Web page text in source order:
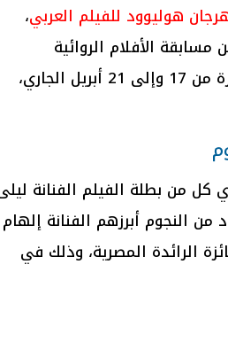
هوليوود للفيلم العربي،
الأفلام الروائية
الطويلة، في الدورة الثالثة والتي تقام في الفترة من 17 وإلى 21 أبريل الجاري،
كل من بطلة الفيلم الفنانة
النجوم أبرزهم الفنانة إلهام
الرائدة المصرية، وذلك في